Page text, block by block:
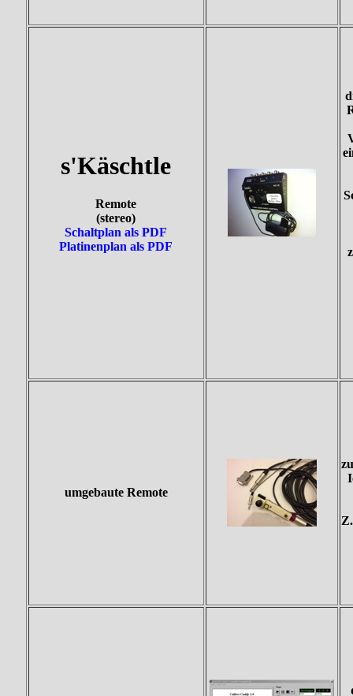
s'Käschtle
Remote
(stereo)
Schaltplan als PDF
Platinenplan als PDF
umgebaute Remote